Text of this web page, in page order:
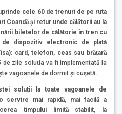
cele 60 de trenuri de pe ruta
Coandă și retur unde călătorii au la
biletelor de călătorie în tren cu
dispozitiv electronic de plată
card, telefon, ceas sau brățară
de zile soluția va fi implementată la
vagoanele de dormit și cușetă.
soluții la toate vagoanele de
servire mai rapidă, mai facilă a
timpului limită stabilit, la